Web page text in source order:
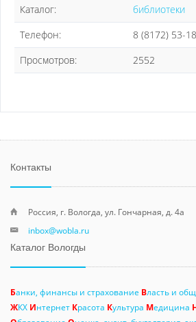
Каталог:
библиотеки
Телефон:
8 (8172) 53-
Просмотров:
2552
Контакты
Россия, г. Вологда, ул. Гончарная, д. 4а
inbox@wobla.ru
Каталог Вологды
Банки, финансы и страхование Власть и
ЖКХ Интернет Красота Культура Медицина